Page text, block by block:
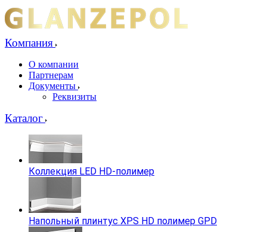
Компания
О компании
Партнерам
Документы
Реквизиты
Каталог
Коллекция LED HD-полимер
Напольный плинтус XPS HD полимер GPD